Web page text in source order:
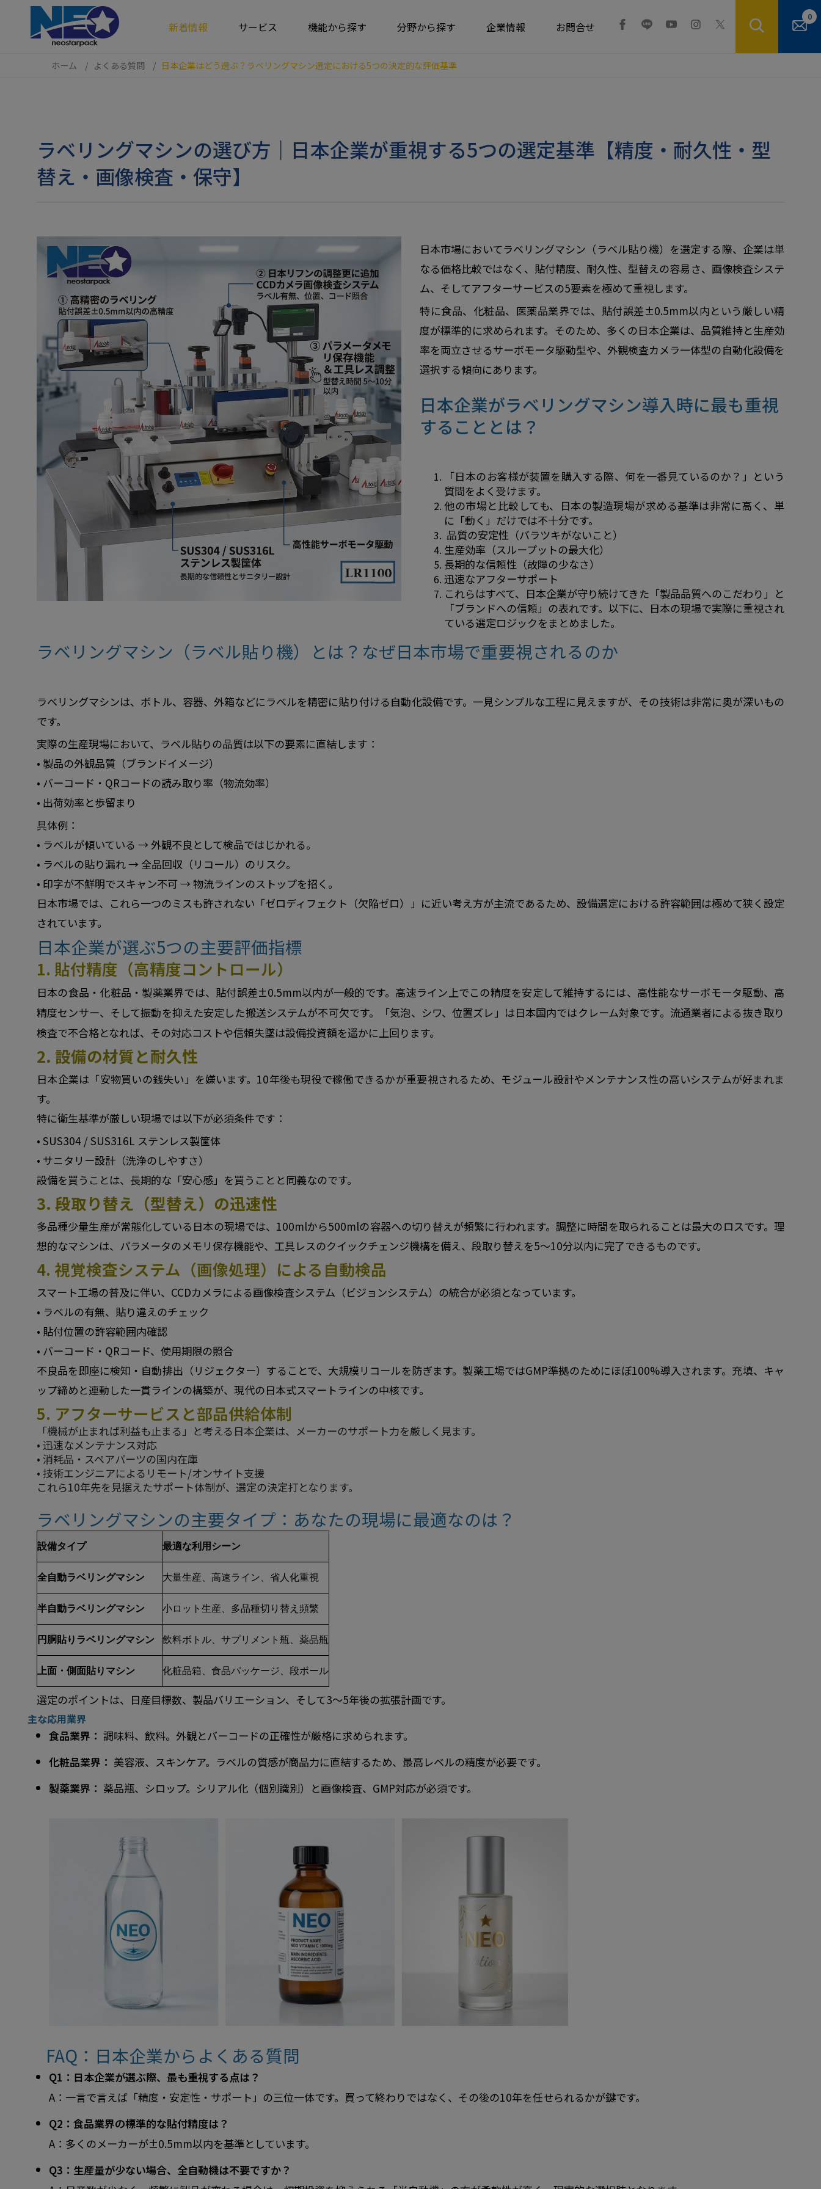
新着情報 サービス 機能から探す 分野から探す 企業情報 お問合せ
0
ホーム よくある質問 日本企業はどう選ぶ？ラベリングマシン選定における5つの決定的な評価基準
ラベリングマシンの選び方｜日本企業が重視する5つの選定基準【精度・耐久性・型
替え・画像検査・保守】
日本市場においてラベリングマシン（ラベル貼り機）を選定する際、企業は単
なる価格比較ではなく、貼付精度、耐久性、型替えの容易さ、画像検査システ
ム、そしてアフターサービスの5要素を極めて重視します。
特に食品、化粧品、医薬品業界では、貼付誤差±0.5mm以内という厳しい精
度が標準的に求められます。そのため、多くの日本企業は、品質維持と生産効
率を両立させるサーボモータ駆動型や、外観検査カメラ一体型の自動化設備を
選択する傾向にあります。
日本企業がラベリングマシン導入時に最も重視
することとは？
「日本のお客様が装置を購入する際、何を一番見ているのか？」という
質問をよく受けます。
他の市場と比較しても、日本の製造現場が求める基準は非常に高く、単
に「動く」だけでは不十分です。
品質の安定性（バラツキがないこと）
生産効率（スループットの最大化）
長期的な信頼性（故障の少なさ）
迅速なアフターサポート
これらはすべて、日本企業が守り続けてきた「製品品質へのこだわり」と
「ブランドへの信頼」の表れです。以下に、日本の現場で実際に重視され
ている選定ロジックをまとめました。
ラベリングマシン（ラベル貼り機）とは？なぜ日本市場で重要視されるのか
ラベリングマシンは、ボトル、容器、外箱などにラベルを精密に貼り付ける自動化設備です。一見シンプルな工程に見えますが、その技術は非常に奥が深いもの
です。
実際の生産現場において、ラベル貼りの品質は以下の要素に直結します：
• 製品の外観品質（ブランドイメージ）
• バーコード・QRコードの読み取り率（物流効率）
• 出荷効率と歩留まり
具体例：
• ラベルが傾いている → 外観不良として検品ではじかれる。
• ラベルの貼り漏れ → 全品回収（リコール）のリスク。
• 印字が不鮮明でスキャン不可 → 物流ラインのストップを招く。
日本市場では、これら一つのミスも許されない「ゼロディフェクト（欠陥ゼロ）」に近い考え方が主流であるため、設備選定における許容範囲は極めて狭く設定
されています。
日本企業が選ぶ5つの主要評価指標
1. 貼付精度（高精度コントロール）
日本の食品・化粧品・製薬業界では、貼付誤差±0.5mm以内が一般的です。高速ライン上でこの精度を安定して維持するには、高性能なサーボモータ駆動、高
精度センサー、そして振動を抑えた安定した搬送システムが不可欠です。「気泡、シワ、位置ズレ」は日本国内ではクレーム対象です。流通業者による抜き取り
検査で不合格となれば、その対応コストや信頼失墜は設備投資額を遥かに上回ります。
2. 設備の材質と耐久性
日本企業は「安物買いの銭失い」を嫌います。10年後も現役で稼働できるかが重要視されるため、モジュール設計やメンテナンス性の高いシステムが好まれま
す。
特に衛生基準が厳しい現場では以下が必須条件です：
• SUS304 / SUS316L ステンレス製筐体
• サニタリー設計（洗浄のしやすさ）
設備を買うことは、長期的な「安心感」を買うことと同義なのです。
3. 段取り替え（型替え）の迅速性
多品種少量生産が常態化している日本の現場では、100mlから500mlの容器への切り替えが頻繁に行われます。調整に時間を取られることは最大のロスです。 理
想的なマシンは、パラメータのメモリ保存機能や、工具レスのクイックチェンジ機構を備え、段取り替えを5～10分以内に完了できるものです。
4. 視覚検査システム（画像処理）による自動検品
スマート工場の普及に伴い、CCDカメラによる画像検査システム（ビジョンシステム）の統合が必須となっています。
• ラベルの有無、貼り違えのチェック
• 貼付位置の許容範囲内確認
• バーコード・QRコード、使用期限の照合
不良品を即座に検知・自動排出（リジェクター）することで、大規模リコールを防ぎます。製薬工場ではGMP準拠のためにほぼ100%導入されます。充填、キャ
ップ締めと連動した一貫ラインの構築が、現代の日本式スマートラインの中核です。
5. アフターサービスと部品供給体制
「機械が止まれば利益も止まる」と考える日本企業は、メーカーのサポート力を厳しく見ます。
• 迅速なメンテナンス対応
• 消耗品・スペアパーツの国内在庫
• 技術エンジニアによるリモート/オンサイト支援
これら10年先を見据えたサポート体制が、選定の決定打となります。
ラベリングマシンの主要タイプ：あなたの現場に最適なのは？
設備タイプ 最適な利用シーン
全自動ラベリングマシン 大量生産、高速ライン、省人化重視
半自動ラベリングマシン 小ロット生産、多品種切り替え頻繁
円胴貼りラベリングマシン 飲料ボトル、サプリメント瓶、薬品瓶
上面・側面貼りマシン 化粧品箱、食品パッケージ、段ボール
選定のポイントは、日産目標数、製品バリエーション、そして3〜5年後の拡張計画です。
主な応用業界
食品業界： 調味料、飲料。外観とバーコードの正確性が厳格に求められます。
化粧品業界： 美容液、スキンケア。ラベルの質感が商品力に直結するため、最高レベルの精度が必要です。
製薬業界： 薬品瓶、シロップ。シリアル化（個別識別）と画像検査、GMP対応が必須です。
FAQ：日本企業からよくある質問
Q1：日本企業が選ぶ際、最も重視する点は？
A：一言で言えば「精度・安定性・サポート」の三位一体です。買って終わりではなく、その後の10年を任せられるかが鍵です。
Q2：食品業界の標準的な貼付精度は？
A：多くのメーカーが±0.5mm以内を基準としています。
Q3：生産量が少ない場合、全自動機は不要ですか？
クッキー利用の管理について